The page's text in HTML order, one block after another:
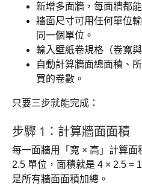
新增多面牆，每面牆都
牆面尺寸可用任何單位
同一個單位。
輸入壁紙卷規格（卷寬
自動計算牆面總面積、
買的卷數。
只要三步就能完成：
步驟 1：計算牆面面積
每一面牆用「寬 × 高」計算面
2.5 單位，面積就是 4 × 2.5 =
是所有牆面面積加總。